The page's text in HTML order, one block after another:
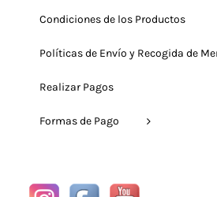
Condiciones de los Productos
Políticas de Envío y Recogida de
Realizar Pagos
Formas de Pago